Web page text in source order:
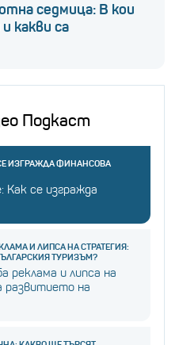
седмица: В кои
какви са
Подкаст
ИЗГРАЖДА ФИНАНСОВА
Как се изгражда
И ЛИПСА НА СТРАТЕГИЯ:
ТУРИЗЪМ?
реклама и липса на
развитието на